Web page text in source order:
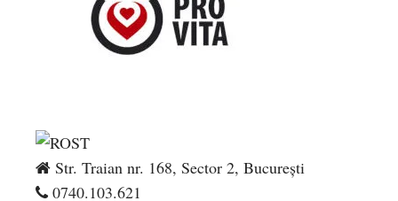
Str. Traian nr. 168, Sector 2, București
0740.103.621